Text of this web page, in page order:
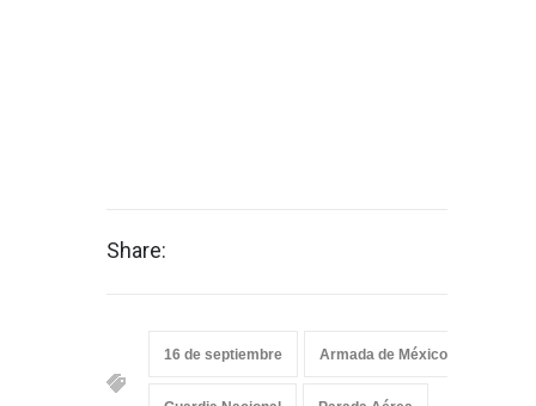
Share:
16 de septiembre Armada de México